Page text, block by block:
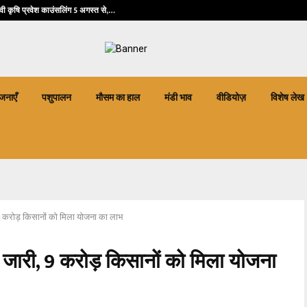
कृषि प्रवेश काउंसलिंग 5 अगस्त से,…
फसल बीमा योजना में जंगली जानवरों…
पशुपालन मौसम का हाल मंडी भाव वीडियोज़ विशेष लेख
किसानों को मिला योजना का लाभ
9 करोड़ किसानों को मिला योजना